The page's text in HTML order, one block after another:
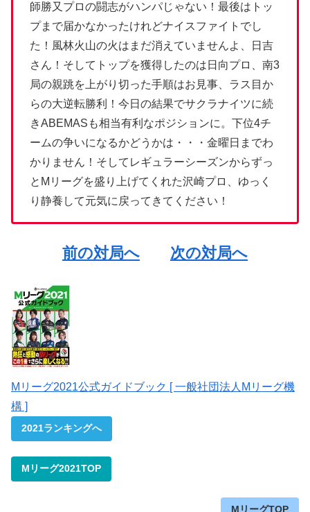
師勝又プロの闘志がハンパじゃない！最後はトッ
プまで届かなかったけれどナイスファイトでし
た！風林火山の火はまだ消えていませんよ、日吉
さん！そしてトップを獲得したのは日向プロ、南3
局の親跳を上がり切った手順はお見事、ラス目か
らの大逆転勝利！今日の結果でサクラナイツに続
きABEMASも相当有利なポジションに。下位4チ
ームの争いになるかどうかは・・・金曜日までわ
かりません！そしてレギュラーシーズンからずっ
とMリーグを盛り上げてくれた沢崎プロ、ゆっく
り静養して元気に戻ってきてください！
前の対局へ 次の対局へ
Mリーグ2021公式ガイドブック [ 一般社団法人Mリーグ機
構 ]
2021ランキングへ
Mリーグ2021TOP
MリーグTOP